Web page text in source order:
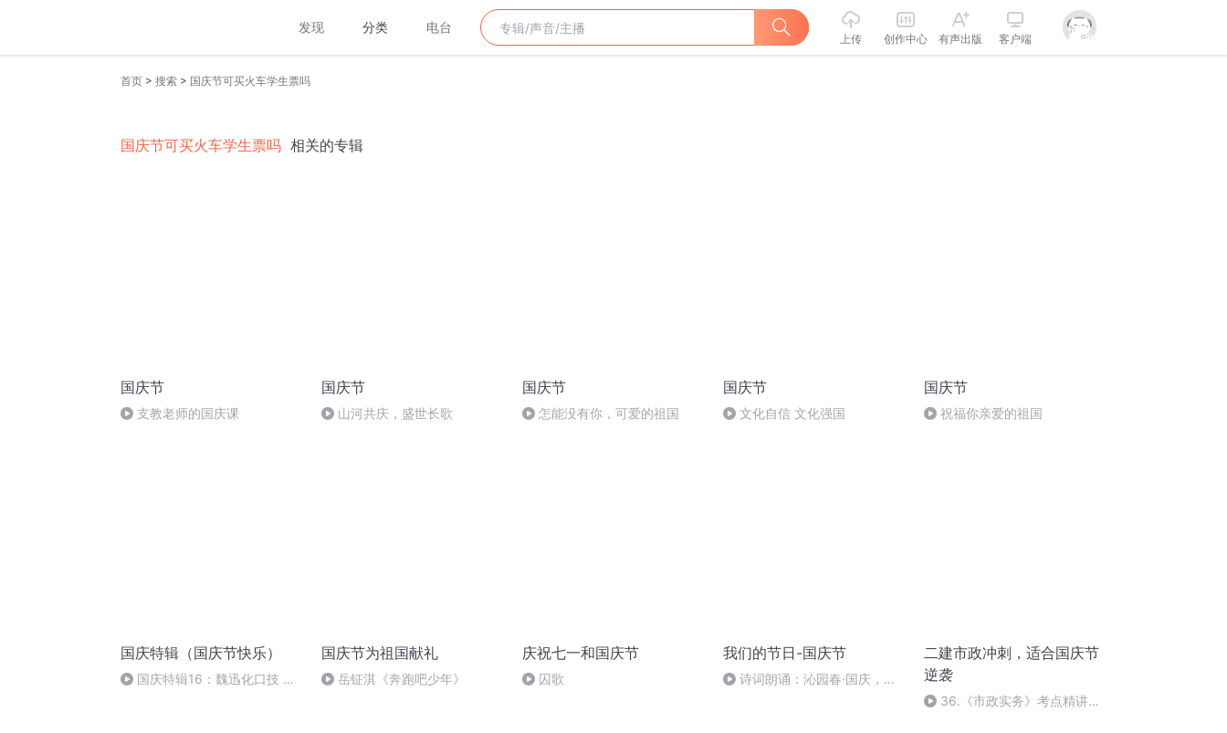
发现 分类 电台
上传 创作中心 有声出版 客户端
首页 > 搜索 > 国庆节可买火车学生票吗
国庆节可买火车学生票吗 相关的专辑
国庆节
支教老师的国庆课
国庆节
山河共庆，盛世长歌
国庆节
怎能没有你，可爱的祖国
国庆节
文化自信 文化强国
国庆节
祝福你亲爱的祖国
国庆特辑（国庆节快乐）
国庆特辑16：魏迅化口技 二
国庆节为祖国献礼
岳钲淇《奔跑吧少年》
庆祝七一和国庆节
囚歌
我们的节日-国庆节
诗词朗诵：沁园春·国庆，朗
二建市政冲刺，适合国庆节
逆袭
36.《市政实务》考点精讲第